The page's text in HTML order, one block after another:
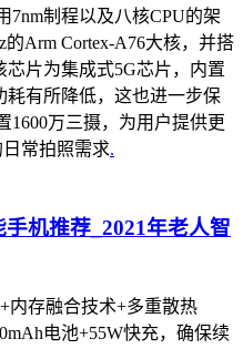
7nm制程以及八核CPU的架
Arm Cortex-A76大核，并搭
芯片为集成式5G芯片，内置
耗有所降低，这也进一步保
1600万三摄，为用户提供更
常拍照需求.
内存融合技术+多重散热
电池+55W快充，确保续